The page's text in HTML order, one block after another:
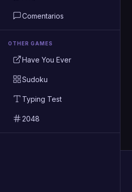
Comentarios
OTHER GAMES
Have You Ever
Sudoku
Typing Test
2048